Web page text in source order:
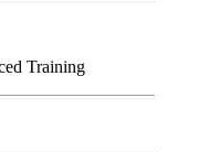
Training